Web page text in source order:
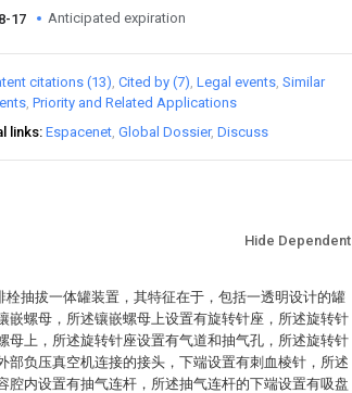
17 Anticipated expiration
citations (13) Cited by (7) Legal events Similar
Priority and Related Applications
links Espacenet Global Dossier Discuss
Hide Dependent
栓抽拔一体罐装置，其特征在于，包括一透明设计的罐
嵌螺母，所述镶嵌螺母上设置有旋转针座，所述旋转针
母上，所述旋转针座设置有气道和抽气孔，所述旋转针
部负压真空机连接的接头，下端设置有刺血棱针，所述
腔内设置有抽气连杆，所述抽气连杆的下端设置有吸盘